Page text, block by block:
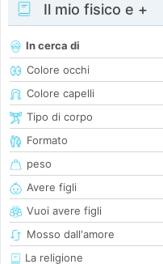
Il mio fisico e +
In cerca di
Colore occhi
Colore capelli
Tipo di corpo
Formato
peso
Avere figli
Vuoi avere figli
Mosso dall'amore
La religione